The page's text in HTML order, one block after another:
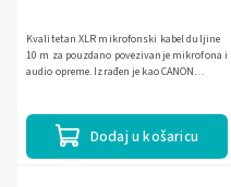
Dodaj u košaricu
Kvalitetan XLR mikrofonski kabel duljine
10 m za pouzdano povezivanje mikrofona i
audio opreme. Izrađen je kao CANON